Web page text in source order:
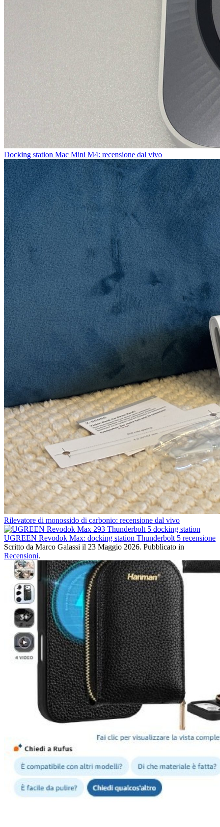
Docking station Mac Mini M4: recensione dal vivo
Rilevatore di monossido di carbonio: recensione dal vivo
UGREEN Revodok Max: docking station Thunderbolt 5 recensione
Scritto da Marco Galassi il 23 Maggio 2026. Pubblicato in
Recensioni.